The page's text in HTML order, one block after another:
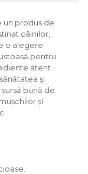
un produs de
câinilor,
o alegere
pentru
atent
și
bună de
și